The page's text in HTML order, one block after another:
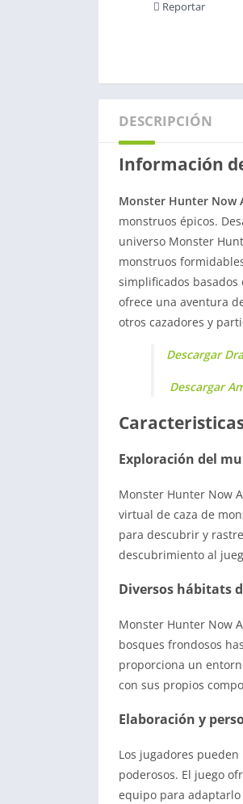
Reportar
DESCRIPCIÓN
Información
Monster Hunter Now
monstruos épicos.
universo Monster
monstruos
simplificados
ofrece una aventura
otros cazadores y
Descargar
Descargar
Exploración del
Monster Hunter Now
virtual de caza de
para descubrir y
descubrimiento al
Diversos hábitats
Monster Hunter Now
bosques frondosos
proporciona un
con sus propios
Elaboración y
Los jugadores
poderosos. El juego
equipo para